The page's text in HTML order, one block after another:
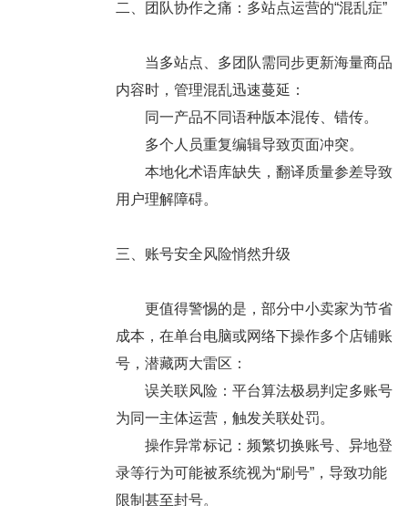
二、团队协作之痛：多站点运营的“混乱症”
当多站点、多团队需同步更新海量商品
内容时，管理混乱迅速蔓延：
同一产品不同语种版本混传、错传。
多个人员重复编辑导致页面冲突。
本地化术语库缺失，翻译质量参差导致
用户理解障碍。
三、账号安全风险悄然升级
更值得警惕的是，部分中小卖家为节省
成本，在单台电脑或网络下操作多个店铺账
号，潜藏两大雷区：
误关联风险：平台算法极易判定多账号
为同一主体运营，触发关联处罚。
操作异常标记：频繁切换账号、异地登
录等行为可能被系统视为“刷号”，导致功能
限制甚至封号。